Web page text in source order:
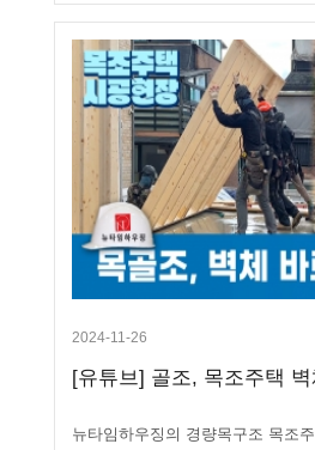
2024-11-26
[유튜브] 골조, 목조주택
뉴타임하우징의 경량목구조 목조